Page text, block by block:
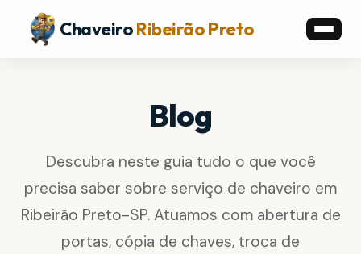
ChaveiroRibeirão Preto
Blog
Descubra neste guia tudo o que você
precisa saber sobre serviço de chaveiro em
Ribeirão Preto-SP. Atuamos com abertura de
portas, cópia de chaves, troca de